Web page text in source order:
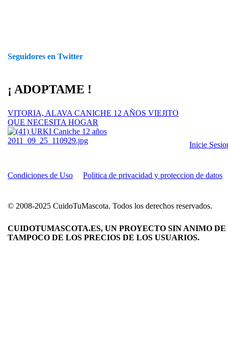
Seguidores en Twitter
¡ ADOPTAME !
VITORIA, ALAVA CANICHE 12 AÑOS VIEJITO
QUE NECESITA HOGAR
Inicie
Condiciones de Uso Politica de privacidad y proteccion de datos
© 2008-2025 CuidoTuMascota. Todos los derechos reservados.
CUIDOTUMASCOTA.ES, UN PROYECTO SIN ANIMO
TAMPOCO DE LOS PRECIOS DE LOS USUARIOS.